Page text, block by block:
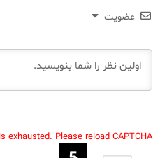
عضویت
exhausted. Please reload CAPTCHA.